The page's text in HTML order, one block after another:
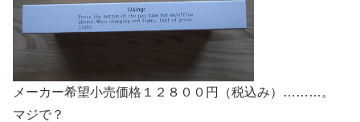
メーカー希望小売価格１２８００円（税込み）………。
マジで？